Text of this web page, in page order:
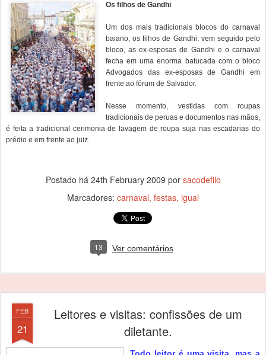
Os filhos de Gandhi
Um dos mais tradicionais blocos do carnaval
baiano, os filhos de Gandhi, vem seguido pelo
bloco, as ex-esposas de Gandhi e o carnaval
fecha em uma enorma batucada com o bloco
Advogados das ex-esposas de Gandhi em
frente ao fórum de Salvador.
Nesse momento, vestidas com roupas
tradicionais de peruas e documentos nas mãos,
é feita a tradicional cerimonia de lavagem de roupa suja nas escadarias do
prédio e em frente ao juiz.
Postado há 24th February 2009 por sacodefilo
Marcadores: carnaval festas igual
13 Ver comentários
FEB
21
Leitores e visitas: confissões de um
diletante.